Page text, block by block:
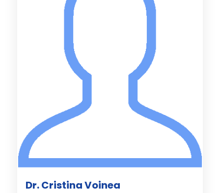
Dr. Cristina Voinea